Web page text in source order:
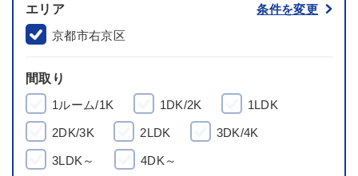
エリア
条件を変更
京都市右京区
間取り
1ルーム/1K
1DK/2K 1LDK
2DK/3K 2LDK 3DK/4K
3LDK～ 4DK～